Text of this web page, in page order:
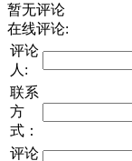
暂无评论
在线评论:
评论
人:
联系
方
式：
评论